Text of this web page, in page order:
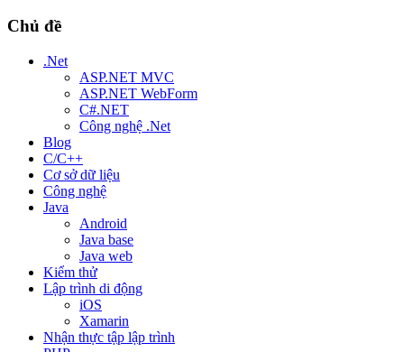
Chủ đề
.Net
ASP.NET MVC
ASP.NET WebForm
C#.NET
Công nghệ .Net
Blog
C/C++
Cơ sở dữ liệu
Công nghệ
Java
Android
Java base
Java web
Kiểm thử
Lập trình di động
iOS
Xamarin
Nhận thực tập lập trình